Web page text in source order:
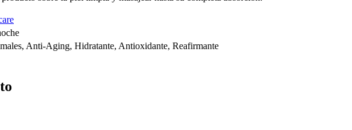
Anti-Aging, Hidratante, Antioxidante, Reafirmante